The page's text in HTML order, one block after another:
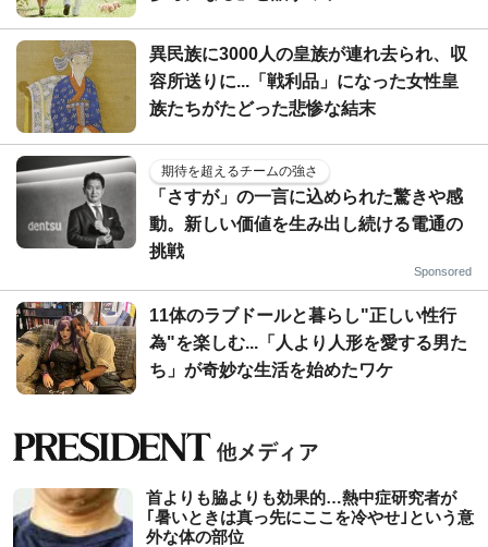
異民族に3000人の皇族が連れ去られ、収
容所送りに...「戦利品」になった女性皇
族たちがたどった悲惨な結末
期待を超えるチームの強さ
「さすが」の一言に込められた驚きや感
動。新しい価値を生み出し続ける電通の
挑戦
Sponsored
11体のラブドールと暮らし"正しい性行
為"を楽しむ...「人より人形を愛する男た
ち」が奇妙な生活を始めたワケ
首よりも脇よりも効果的…熱中症研究者が
｢暑いときは真っ先にここを冷やせ｣という意
外な体の部位